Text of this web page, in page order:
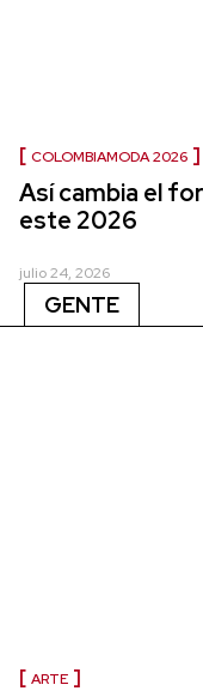
COLOMBIAMODA 2026
Así cambia el
este 2026
julio 24, 2026
GENTE
ARTE